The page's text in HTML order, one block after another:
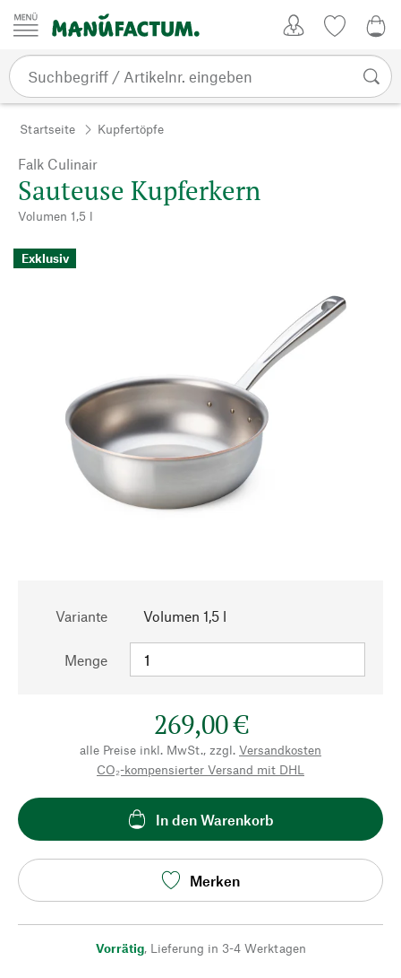
Zum Inhalt springen
Startseite Kupfertöpfe
Falk Culinair
Sauteuse Kupferkern
Volumen 1,5 l
Exklusiv
Variante Volumen 1,5 l
Menge
269,00 €
alle Preise inkl. MwSt., zzgl. Versandkosten
CO₂-kompensierter Versand mit DHL
In den Warenkorb
Merken
Vorrätig, Lieferung in 3-4 Werktagen